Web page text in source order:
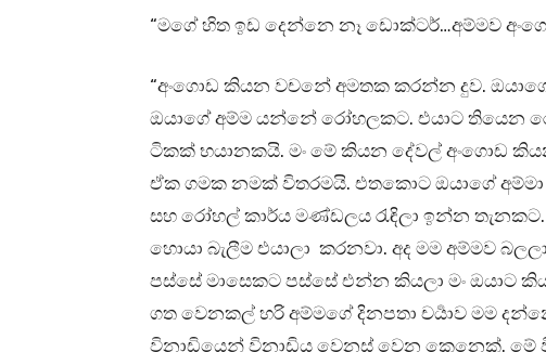
“මගේ හිත ඉඩ දෙන්නෙ නෑ ඩොක්ටර්…අම්මව
“අංගොඩ කියන වචනේ අමතක කරන්න දුව.
ඔයාගේ අම්ම යන්නේ රෝහලකට. එයාට තියෙන
ටිකක් භයානකයි. මං මේ කියන දේවල් අංගොඩ
ඒක ගමක නමක් විතරමයි. එතකොට ඔයාගේ
සහ රෝහල් කාර්ය මණ්ඩලය රැඳිලා ඉන්න තැනකට.
හොයා බැලීම එයාලා කරනවා. අද මම අම්මව
පස්සේ මාසෙකට පස්සේ එන්න කියලා මං ඔයාට
ගත වෙනකල් හරි අම්මගේ දිනපතා චර්‍යාව මම
විනාඩියෙන් විනාඩිය වෙනස් වෙන කෙනෙක්. මේ